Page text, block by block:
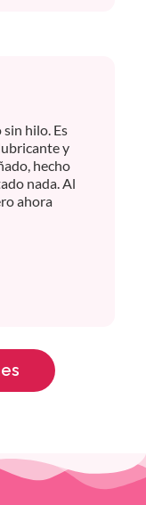
hilo. Es
y
hecho
nada. Al
ahora